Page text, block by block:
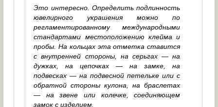
Это интересно. Определить подлинность
ювелирного украшения можно по
регламентированному международными
стандартами местоположению клейма и
пробы. На кольцах эта отметка ставится
с внутренней стороны, на серьгах — на
дужках, на цепочках — на замке, на
подвесках — на подвесной петельке или с
обратной стороны кулона, на браслетах
— на звене или колечке, соединяющем
замок с изделием.